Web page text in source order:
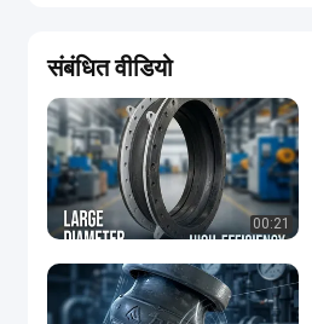
संबंधित वीडियो
00:21